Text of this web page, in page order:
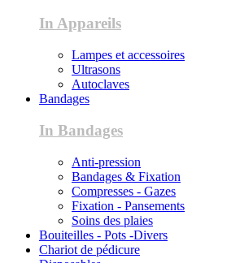
In Appareils
Lampes et accessoires
Ultrasons
Autoclaves
Bandages
In Bandages
Anti-pression
Bandages & Fixation
Compresses - Gazes
Fixation - Pansements
Soins des plaies
Bouiteilles - Pots -Divers
Chariot de pédicure